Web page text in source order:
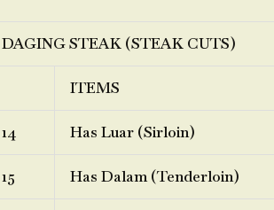
DAGING STEAK (STEAK CUTS)
ITEMS
14 Has Luar (Sirloin)
15 Has Dalam (Tenderloin)